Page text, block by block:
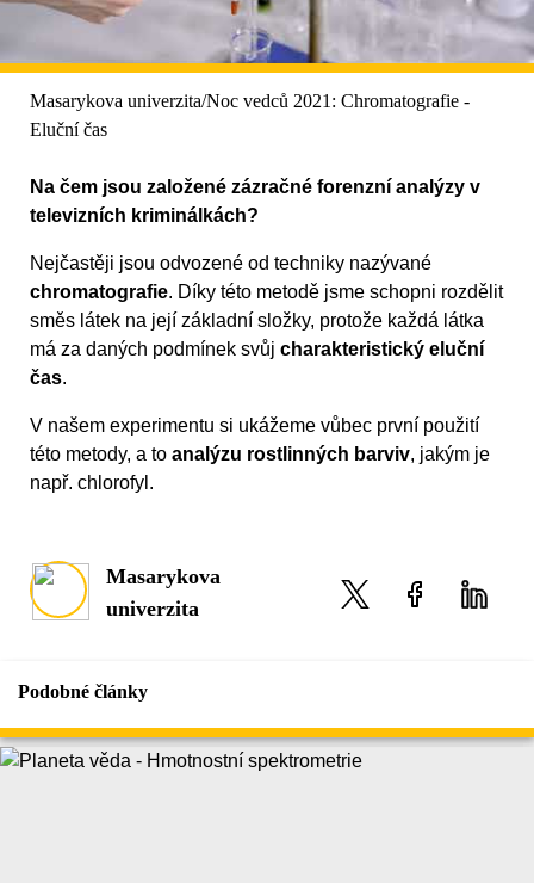
Masarykova univerzita/Noc vedců 2021: Chromatografie -
Eluční čas
Na čem jsou založené zázračné forenzní analýzy v
televizních kriminálkách?
Nejčastěji jsou odvozené od techniky nazývané
chromatografie. Díky této metodě jsme schopni rozdělit
směs látek na její základní složky, protože každá látka
má za daných podmínek svůj charakteristický eluční
čas.
V našem experimentu si ukážeme vůbec první použití
této metody, a to analýzu rostlinných barviv, jakým je
např. chlorofyl.
Masarykova
univerzita
Podobné články